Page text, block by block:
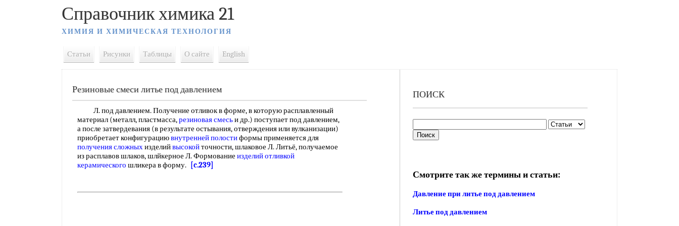
Справочник химика 21
ХИМИЯ И ХИМИЧЕСКАЯ ТЕХНОЛОГИЯ
Статьи Рисунки Таблицы О сайте English
Резиновые смеси литье под давлением
Л. под давлением. Получение отливок в форме, в которую расплавленный
материал (металл, пластмасса,резиновая смесьи др.) поступает под давлением,
а после затвердевания (в результате остывания, отверждения или вулканизации)
приобретает конфигурациювнутренней полостиформы применяется для
получения сложныхизделийвысокойточности, шлаковое Л. Литьё, получаемое
из расплавов шлаков, шлйкерное Л. Формование изделий отливкой
керамического шликера в форму. [c.239]
ПОИСК
Смотрите так же термины и статьи:
Давление при литье под давлением
Литье под давлением